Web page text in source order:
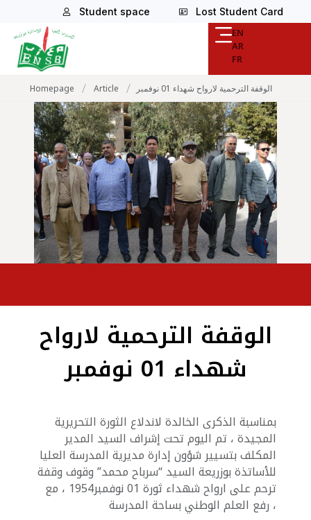
Student space Lost Student Card
EN
AR
FR
Homepage / Article / الوقفة الترحمية لارواح شهداء 01 نوفمبر
الوقفة الترحمية لارواح
شهداء 01 نوفمبر
بمناسبة الذكرى الخالدة لاندلاع الثورة التحريرية
المجيدة ، تم اليوم تحت إشراف السيد المدير
المكلف بتسيير شؤون إدارة مديرية المدرسة العليا
للأساتذة بوزريعة السيد “سرباح محمد” وقوف وقفة
ترحم على ارواح شهداء ثورة 01 نوفمبر1954 ، مع
رفع العلم الوطني بساحة المدرسة ،